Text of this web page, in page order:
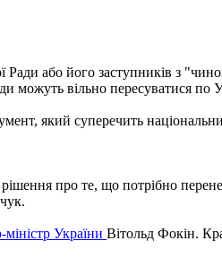
Ради або його заступників з
вільно пересуватися по
який суперечить
про те, що потрібно
України Вітольд Фокін.